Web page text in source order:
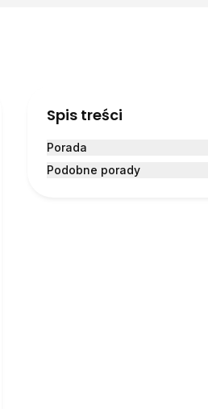
Spis treści
Porada
Podobne porady